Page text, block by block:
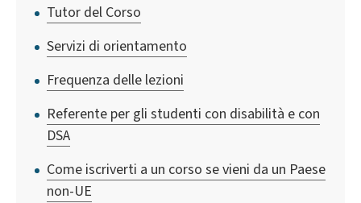
Tutor del Corso
Servizi di orientamento
Frequenza delle lezioni
Referente per gli studenti con disabilità e con
DSA
Come iscriverti a un corso se vieni da un Paese
non-UE